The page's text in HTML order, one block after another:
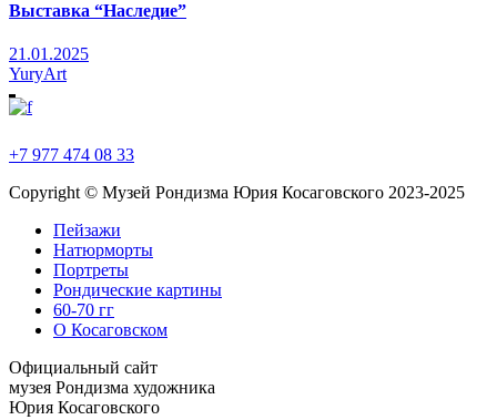
Выставка “Наследие”
21.01.2025
YuryArt
+7 977 474 08 33
Copyright © Музей Рондизма Юрия Косаговского 2023-2025
Пейзажи
Натюрморты
Портреты
Рондические картины
60-70 гг
О Косаговском
Официальный сайт
музея Рондизма художника
Юрия Косаговского